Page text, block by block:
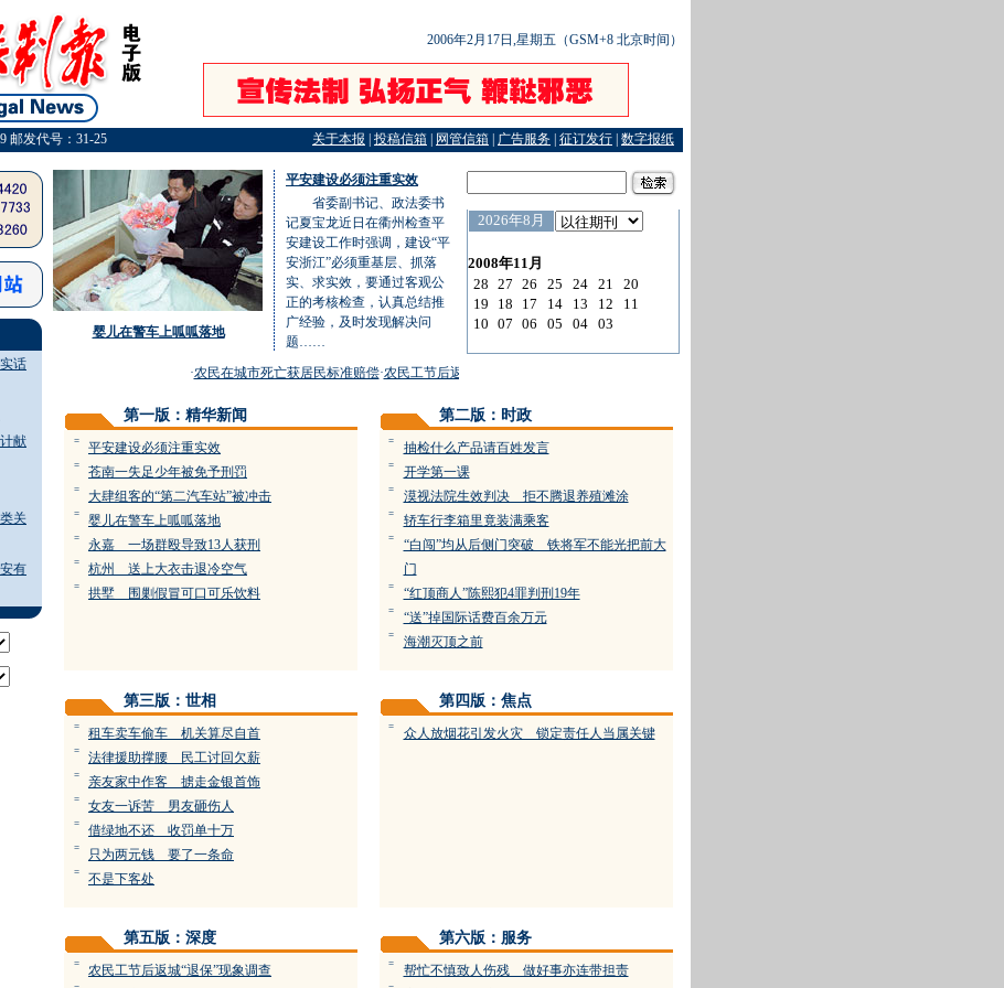
2006年2月17日,星期五（GSM+8 北京时间）
邮发代号：31-25 关于本报 投稿信箱 网管信箱 广告服务 征订发行 数字报纸
话
献
关
有
婴儿在警车上呱呱落地
平安建设必须注重实效
省委副书记、政法委书
记夏宝龙近日在衢州检查平
安建设工作时强调，建设“平
安浙江”必须重基层、抓落
实、求实效，要通过客观公
正的考核检查，认真总结推
广经验，及时发现解决问
题……
农民在城市死亡获居民标准赔偿·农民工节后返城“退保”现象调查
第一版：精华新闻
= 平安建设必须注重实效
= 苍南一失足少年被免予刑罚
= 大肆组客的“第二汽车站”被冲击
= 婴儿在警车上呱呱落地
= 永嘉 一场群殴导致13人获刑
= 杭州 送上大衣击退冷空气
= 拱墅 围剿假冒可口可乐饮料
第二版：时政
= 抽检什么产品请百姓发言
= 开学第一课
= 漠视法院生效判决 拒不腾退养殖滩涂
= 轿车行李箱里竟装满乘客
=
“白闯”均从后侧门突破 铁将军不能光把前大
门
= “红顶商人”陈熙犯4罪判刑19年
= “送”掉国际话费百余万元
= 海潮灭顶之前
第三版：世相
= 租车卖车偷车 机关算尽自首
= 法律援助撑腰 民工讨回欠薪
= 亲友家中作客 掳走金银首饰
= 女友一诉苦 男友砸伤人
= 借绿地不还 收罚单十万
= 只为两元钱 要了一条命
= 不是下客处
第四版：焦点
= 众人放烟花引发火灾 锁定责任人当属关键
第五版：深度
= 农民工节后返城“退保”现象调查
第六版：服务
= 帮忙不慎致人伤残 做好事亦连带担责